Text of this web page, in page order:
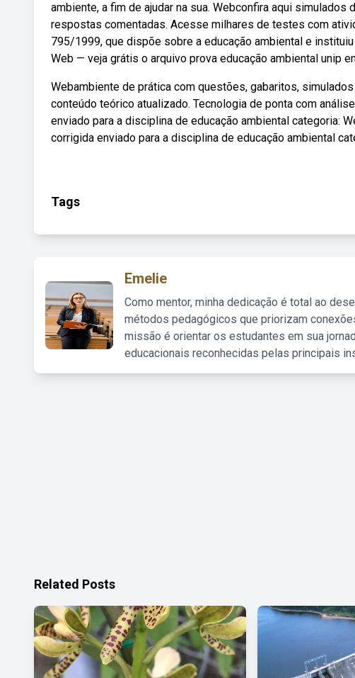
ambiente, a fim de ajudar na sua. Webconfira aqui
respostas comentadas. Acesse milhares de testes com
795/1999, que dispõe sobre a educação ambiental e
Web — veja grátis o arquivo prova educação ambiental unip
Webambiente de prática com questões, gabaritos,
conteúdo teórico atualizado. Tecnologia de ponta com
enviado para a disciplina de educação ambiental categoria:
corrigida enviado para a disciplina de educação ambiental
Tags
Emelie
Como mentor, minha dedicação é total ao
métodos pedagógicos que priorizam
missão é orientar os estudantes em sua
educacionais reconhecidas pelas principais
Related Posts